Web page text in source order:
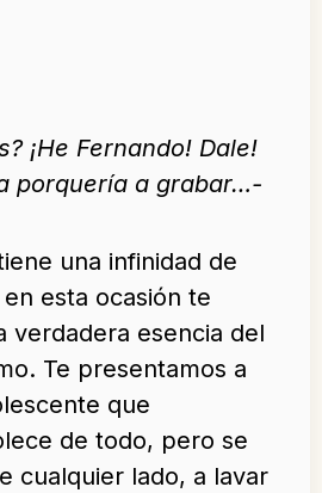
¡He Fernando! Dale!
porquería a grabar…-
una infinidad de
esta ocasión te
verdadera esencia del
Te presentamos a
que
de todo, pero se
cualquier lado, a lavar